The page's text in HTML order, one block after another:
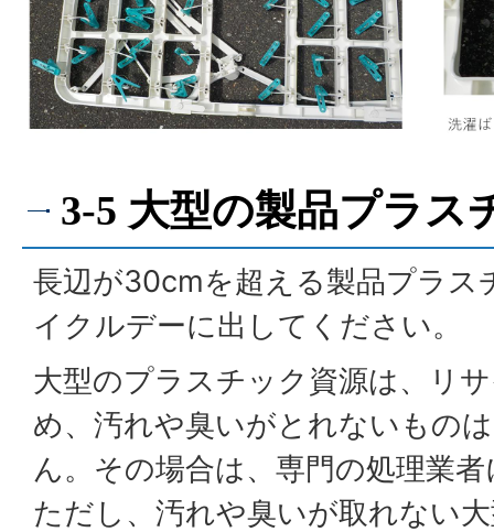
3-5 大型の製品プラス
長辺が30cmを超える製品プラス
イクルデーに出してください。
大型のプラスチック資源は、リ
め、汚れや臭いがとれないもの
ん。その場合は、専門の処理業
ただし、汚れや臭いが取れない